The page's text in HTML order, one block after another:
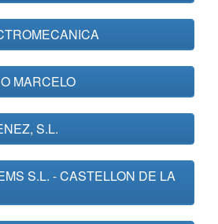
MARCELO
S.L.
S.L. - CASTELLON DE LA